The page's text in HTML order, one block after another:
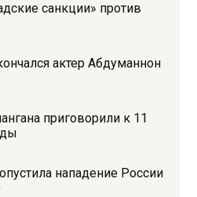
санкции» против
актер Абдуманнон
приговорили к 11
нападение России